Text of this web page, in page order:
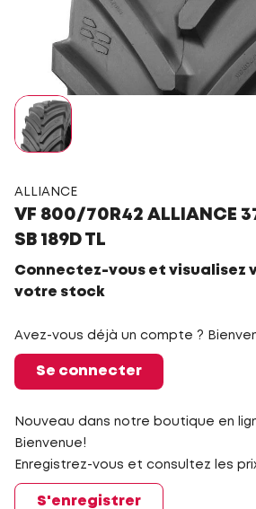
ALLIANCE
VF 800/70R42 ALLIANCE
SB 189D TL
Connectez-vous et visualisez
votre stock
Avez-vous déjà un compte ?
Se connecter
Nouveau dans notre boutique en
Bienvenue!
Enregistrez-vous et consultez les
S'enregistrer